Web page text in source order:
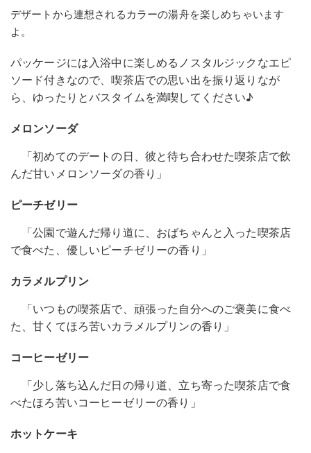
デザートから連想されるカラーの湯舟を楽しめちゃいます
よ。
パッケージには入浴中に楽しめるノスタルジックなエピ
ソード付きなので、喫茶店での思い出を振り返りなが
ら、ゆったりとバスタイムを満喫してください♪
メロンソーダ
「初めてのデートの日、彼と待ち合わせた喫茶店で飲
んだ甘いメロンソーダの香り」
ピーチゼリー
「公園で遊んだ帰り道に、おばちゃんと入った喫茶店
で食べた、優しいピーチゼリーの香り」
カラメルプリン
「いつもの喫茶店で、頑張った自分へのご褒美に食べ
た、甘くてほろ苦いカラメルプリンの香り」
コーヒーゼリー
「少し落ち込んだ日の帰り道、立ち寄った喫茶店で食
べたほろ苦いコーヒーゼリーの香り」
ホットケーキ